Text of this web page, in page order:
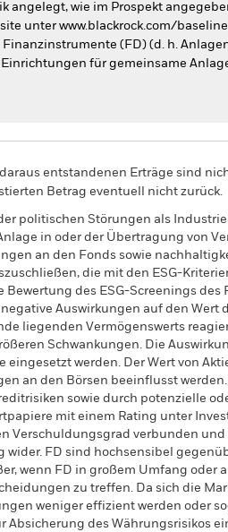
angelegt, wie im Prospekt
unter www.blackrock.com/
(FD) (d. h.
für gemeinsame
entstandenen Erträge sind
Betrag eventuell nicht zurück.
politischen Störungen als
in oder der Übertragung von
an den Fonds sowie
die mit den ESG-
des ESG-Screenings des
Auswirkungen auf den Wert
liegenden Vermögenswerts
Schwankungen. Die
werden. Der Wert von
an den Börsen beeinflusst werden.
sowie durch potenzielle
mit einem Rating unter
Verschuldungsgrad verbunden
FD sind hochsensibel
wenn FD in großem Umfang oder
zu treffen. Da sich die
weniger effizient werden oder
des Währungsrisikos